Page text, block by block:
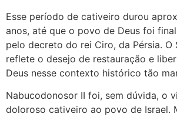
Esse período de cativeiro durou
anos, até que o povo de Deus foi
pelo decreto do rei Ciro, da Pérsia. O
reflete o desejo de restauração e
Deus nesse contexto histórico tão
Nabucodonosor II foi, sem dúvida, o
doloroso cativeiro ao povo de Israel.